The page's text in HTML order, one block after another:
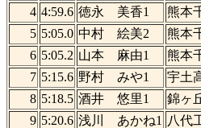
4 4:59.6 徳永 美香1 熊本
5 5:05.0 中村 絵美2 熊本
6 5:05.2 山本 麻由1 熊本
7 5:15.6 野村 みや1 宇土
8 5:18.5 酒井 悠里1 錦ヶ
9 5:20.6 浅川 あかね1 八代